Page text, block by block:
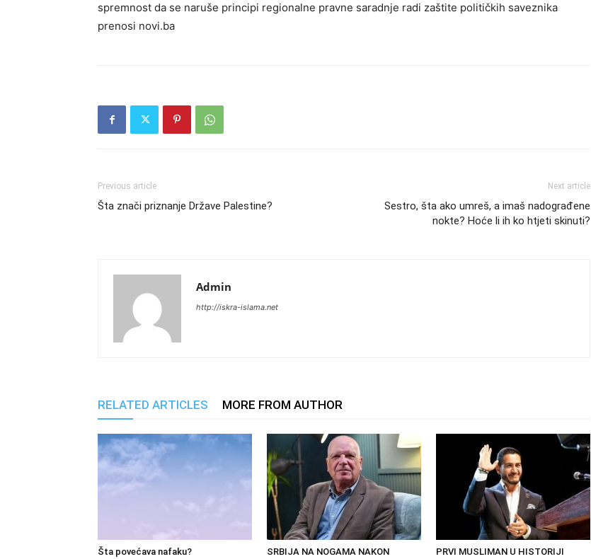
spremnost da se naruše principi regionalne pravne saradnje radi zaštite političkih saveznika
prenosi novi.ba
Previous article
Šta znači priznanje Države Palestine?
Next article
Sestro, šta ako umreš, a imaš nadograđene
nokte? Hoće li ih ko htjeti skinuti?
Admin
http://iskra-islama.net
RELATED ARTICLES MORE FROM AUTHOR
Šta povećava nafaku?
SRBIJA NA NOGAMA NAKON
PRVI MUSLIMAN U HISTORIJI